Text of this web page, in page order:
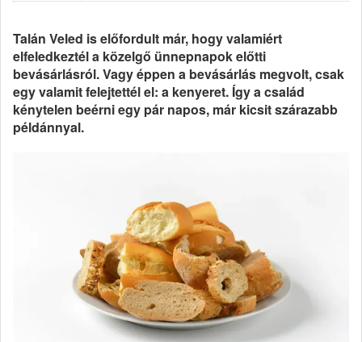
Talán Veled is előfordult már, hogy valamiért
elfeledkeztél a közelgő ünnepnapok előtti
bevásárlásról. Vagy éppen a bevásárlás megvolt, csak
egy valamit felejtettél el: a kenyeret. Így a család
kénytelen beérni egy pár napos, már kicsit szárazabb
példánnyal.